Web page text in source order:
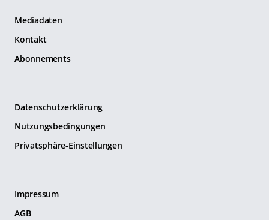
Mediadaten
Kontakt
Abonnements
Datenschutzerklärung
Nutzungsbedingungen
Privatsphäre-Einstellungen
Impressum
AGB